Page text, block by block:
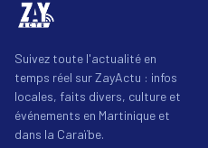
Suivez toute l'actualité en
temps réel sur ZayActu : infos
locales, faits divers, culture et
événements en Martinique et
dans la Caraïbe.